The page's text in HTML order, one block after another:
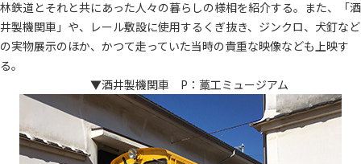
林鉄道とそれと共にあった人々の暮らしの様相を紹介する。また、「酒
井製機関車」や、レール敷設に使用するくぎ抜き、ジンクロ、犬釘など
の実物展示のほか、かつて走っていた当時の貴重な映像なども上映す
る。
▼酒井製機関車 P：藁工ミュージアム